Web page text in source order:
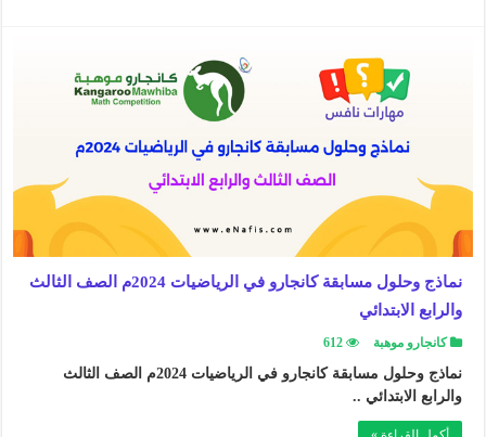
نماذج وحلول مسابقة كانجارو في الرياضيات 2024م الصف الثالث
والرابع الابتدائي
كانجارو موهبة 612
نماذج وحلول مسابقة كانجارو في الرياضيات 2024م الصف الثالث
والرابع الابتدائي ..